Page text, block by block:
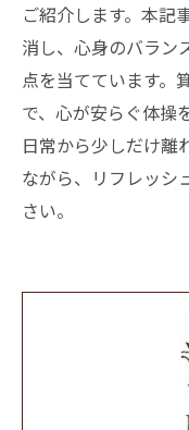
ご紹介します。本記
消し、心身のバラン
点を当てています。
で、心が安らぐ体操
日常から少しだけ離
ながら、リフレッシ
さい。